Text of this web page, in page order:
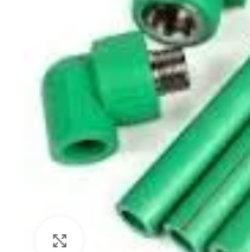
Agrandir